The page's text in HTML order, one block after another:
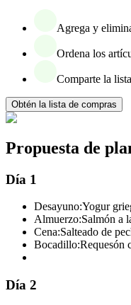
Agrega y
Ordena los
Comparte la
Obtén la lista de compras
Propuesta de
Día 1
Desayuno:Yogur
Almuerzo:Salmón a
Cena:Salteado de
Bocadillo:Requesón
Día 2